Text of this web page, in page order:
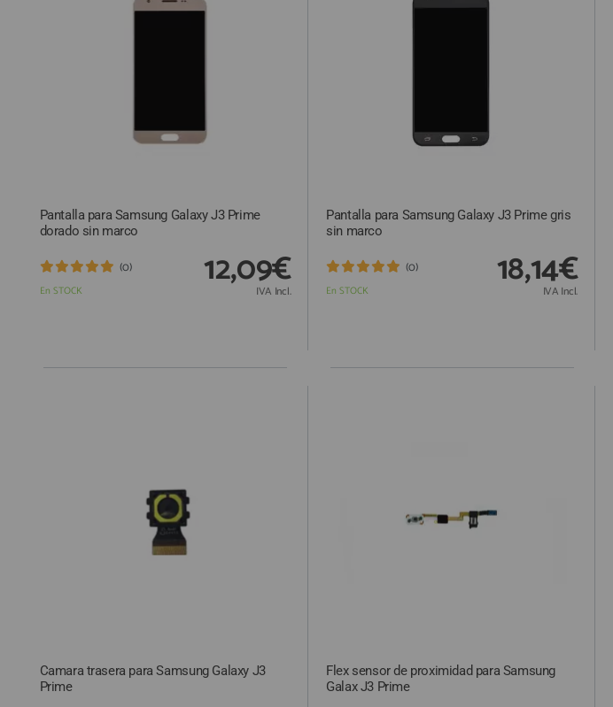
SOLICITAR REPARACIÓN
TOP VENTAS REPUESTOS
912 477 744
HORARIO de TIENDA:
Lunes a Viernes 09:30h a 20:00h
Pantalla para Samsung Galaxy J3 Prime
dorado sin marco
En STOCK
(0) 12,09€
IVA Incl.
Pantalla para Samsung Galaxy J3 Prime gris
sin marco
En STOCK
(0) 18,14€
IVA Incl.
Camara trasera para Samsung Galaxy J3
Prime
Flex sensor de proximidad para Samsung
Galax J3 Prime